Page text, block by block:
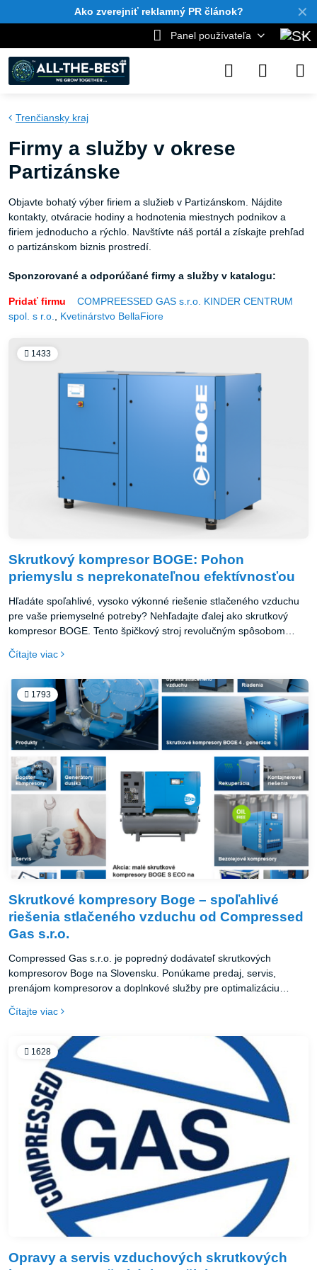
✕
Ako zverejniť reklamný PR článok?
Panel používateľa
Trenčiansky kraj
Firmy a služby v okrese
Partizánske
Objavte bohatý výber firiem a služieb v Partizánskom. Nájdite
kontakty, otváracie hodiny a hodnotenia miestnych podnikov a
firiem jednoducho a rýchlo. Navštívte náš portál a získajte prehľad
o partizánskom biznis prostredí.
Sponzorované a odporúčané firmy a služby v katalogu:
Pridať firmu COMPREESSED GAS s.r.o. KINDER CENTRUM
spol. s r.o.
Kvetinárstvo BellaFiore
1433
Skrutkový kompresor BOGE: Pohon
priemyslu s neprekonateľnou efektívnosťou
Hľadáte spoľahlivé, vysoko výkonné riešenie stlačeného vzduchu
pre vaše priemyselné potreby? Nehľadajte ďalej ako skrutkový
kompresor BOGE. Tento špičkový stroj revolučným spôsobom
Čítajte viac
1793
Skrutkové kompresory Boge – spoľahlivé
riešenia stlačeného vzduchu od Compressed
Gas s.r.o.
Compressed Gas s.r.o. je popredný dodávateľ skrutkových
kompresorov Boge na Slovensku. Ponúkame predaj, servis,
prenájom kompresorov a doplnkové služby pre optimalizáciu
prevádzky stlačeného vzduchu v priemysle. Vďaka kvalite a
individuálnemu prístupu sme spoľahlivým partnerom.
Čítajte viac
1628
Opravy a servis vzduchových skrutkových